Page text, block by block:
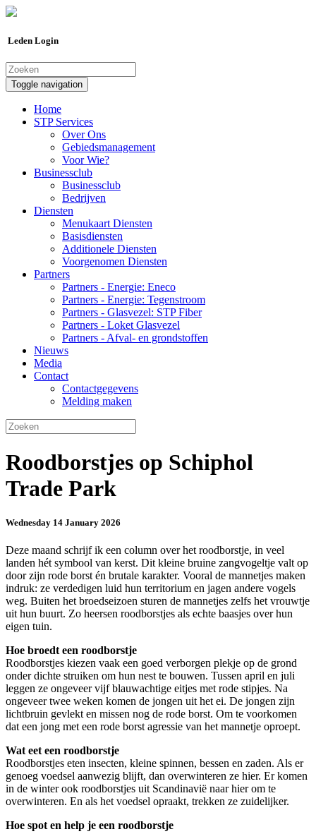
Leden Login
Toggle navigation
Home
STP Services
Over Ons
Gebiedsmanagement
Voor Wie?
Businessclub
Businessclub
Bedrijven
Diensten
Menukaart Diensten
Basisdiensten
Additionele Diensten
Voorgenomen Diensten
Partners
Partners - Energie: Eneco
Partners - Energie: Tegenstroom
Partners - Glasvezel: STP Fiber
Partners - Loket Glasvezel
Partners - Afval- en grondstoffen
Nieuws
Media
Contact
Contactgegevens
Melding maken
Roodborstjes op Schiphol
Trade Park
Wednesday 14 January 2026
Deze maand schrijf ik een column over het roodborstje, in veel
landen hét symbool van kerst. Dit kleine bruine zangvogeltje valt op
door zijn rode borst én brutale karakter. Vooral de mannetjes maken
indruk: ze verdedigen luid hun territorium en jagen andere vogels
weg. Buiten het broedseizoen sturen de mannetjes zelfs het vrouwtje
uit hun buurt. Zo heersen roodborstjes als echte baasjes over hun
eigen tuin.
Hoe broedt een roodborstje
Roodborstjes kiezen vaak een goed verborgen plekje op de grond
onder dichte struiken om hun nest te bouwen. Tussen april en juli
leggen ze ongeveer vijf blauwachtige eitjes met rode stipjes. Na
ongeveer twee weken komen de jongen uit het ei. De jongen zijn
lichtbruin gevlekt en missen nog de rode borst. Om te voorkomen
dat een jong met een rode borst agressie van het mannetje oproept.
Wat eet een roodborstje
Roodborstjes eten insecten, kleine spinnen, bessen en zaden. Als er
genoeg voedsel aanwezig blijft, dan overwinteren ze hier. Er komen
in de winter ook roodborstjes uit Scandinavië naar hier om te
overwinteren. En als het voedsel opraakt, trekken ze zuidelijker.
Hoe spot en help je een roodborstje